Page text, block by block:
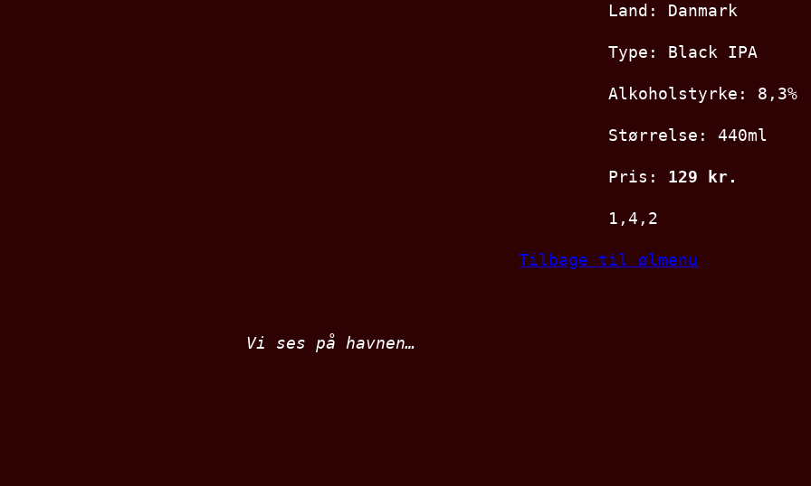
Land: Danmark
Type: Black IPA
Alkoholstyrke: 8,3%
Størrelse: 440ml
Pris: 129 kr.
1,4,2
Tilbage til ølmenu
Vi ses på havnen…